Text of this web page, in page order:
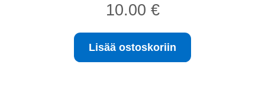
10.00 €
Lisää ostoskoriin